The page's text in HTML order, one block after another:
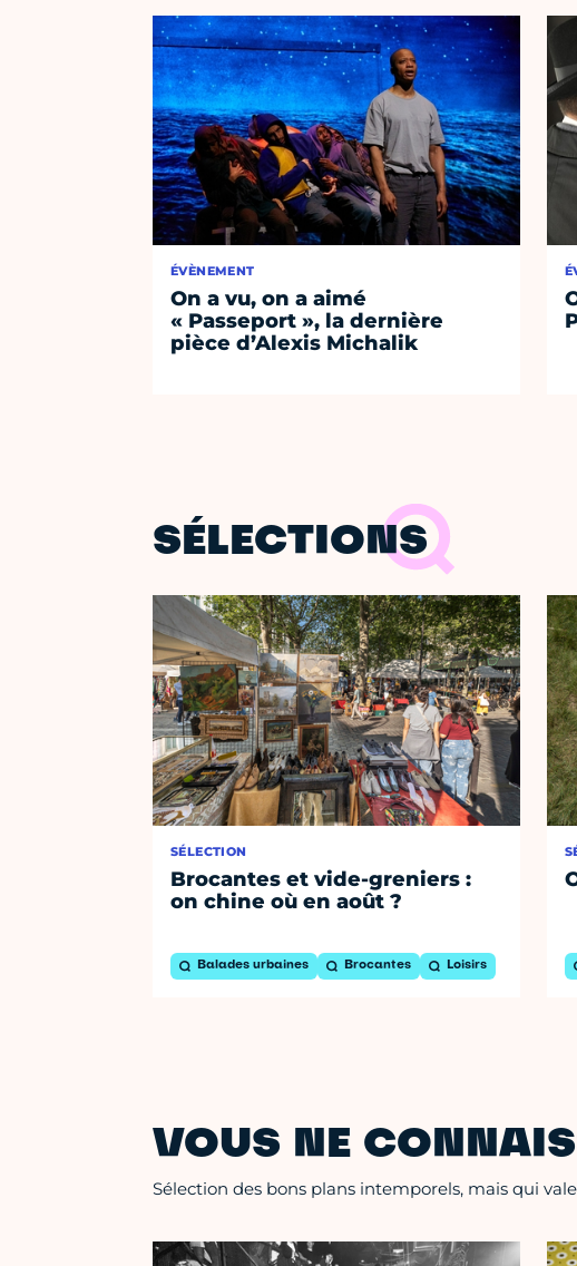
ÉVÈNEMENT
On a vu, on a aimé
« Passeport », la dernière
pièce d’Alexis Michalik
SÉLECTIONS
SÉLECTION
Brocantes et vide-greniers :
on chine où en août ?
Balades urbaines Brocantes Loisirs
VOUS NE
Sélection des bons plans intemporels, mais qui